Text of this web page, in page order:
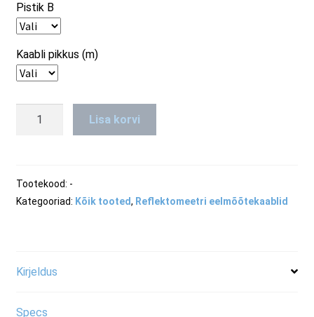
Pistik B
Kaabli pikkus (m)
Multimode
kogus
Lisa korvi
Tootekood: -
Kategooriad: Kõik tooted, Reflektomeetri eelmõõtekaablid
Kirjeldus
Specs